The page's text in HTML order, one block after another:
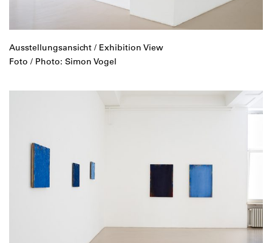
Ausstellungsansicht / Exhibition View
Foto / Photo: Simon Vogel